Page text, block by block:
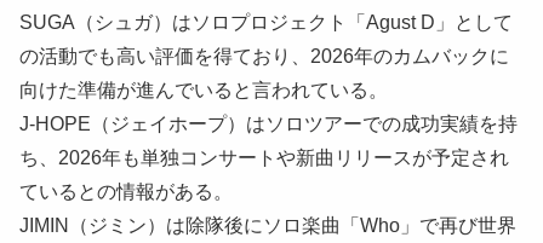
SUGA（シュガ）はソロプロジェクト「Agust D」として
の活動でも高い評価を得ており、2026年のカムバックに
向けた準備が進んでいると言われている。
J-HOPE（ジェイホープ）はソロツアーでの成功実績を持
ち、2026年も単独コンサートや新曲リリースが予定され
ているとの情報がある。
JIMIN（ジミン）は除隊後にソロ楽曲「Who」で再び世界